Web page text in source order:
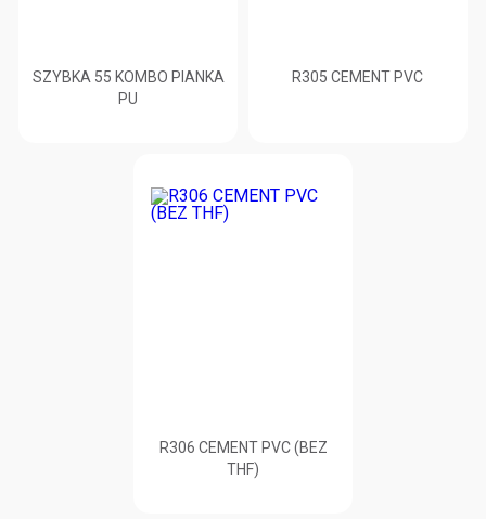
SZYBKA 55 KOMBO PIANKA
PU
R305 CEMENT PVC
R306 CEMENT PVC (BEZ
THF)